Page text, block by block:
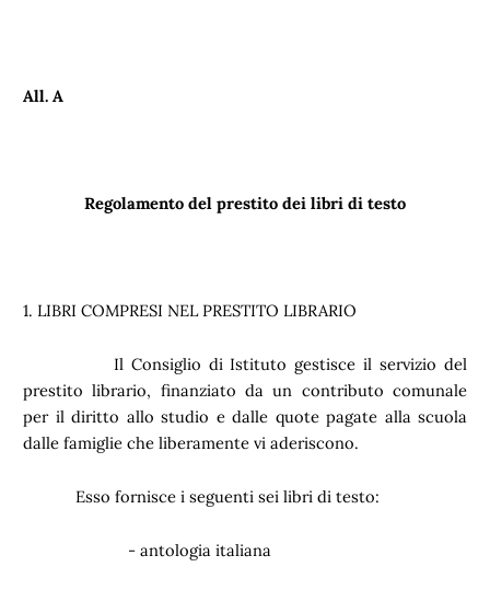
All. A
Regolamento del prestito dei libri di testo
1. LIBRI COMPRESI NEL PRESTITO LIBRARIO
Il Consiglio di Istituto gestisce il servizio del
prestito librario, finanziato da un contributo comunale
per il diritto allo studio e dalle quote pagate alla scuola
dalle famiglie che liberamente vi aderiscono.
Esso fornisce i seguenti sei libri di testo:
- antologia italiana